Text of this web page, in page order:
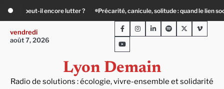
content
solitude : quand le lien social devient essentiel « Ça chauffe » : des
vendredi
août 7, 2026
Lyon Demain
Radio de solutions : écologie, vivre-ensemble et solidarité
FacebookInstagram
LinkedInSpotifyTwitterViméo
Youtube